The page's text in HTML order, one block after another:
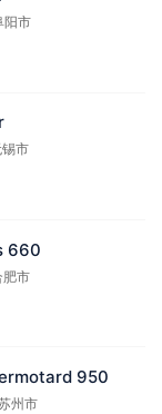
阳市
市
660
肥市
950
州市